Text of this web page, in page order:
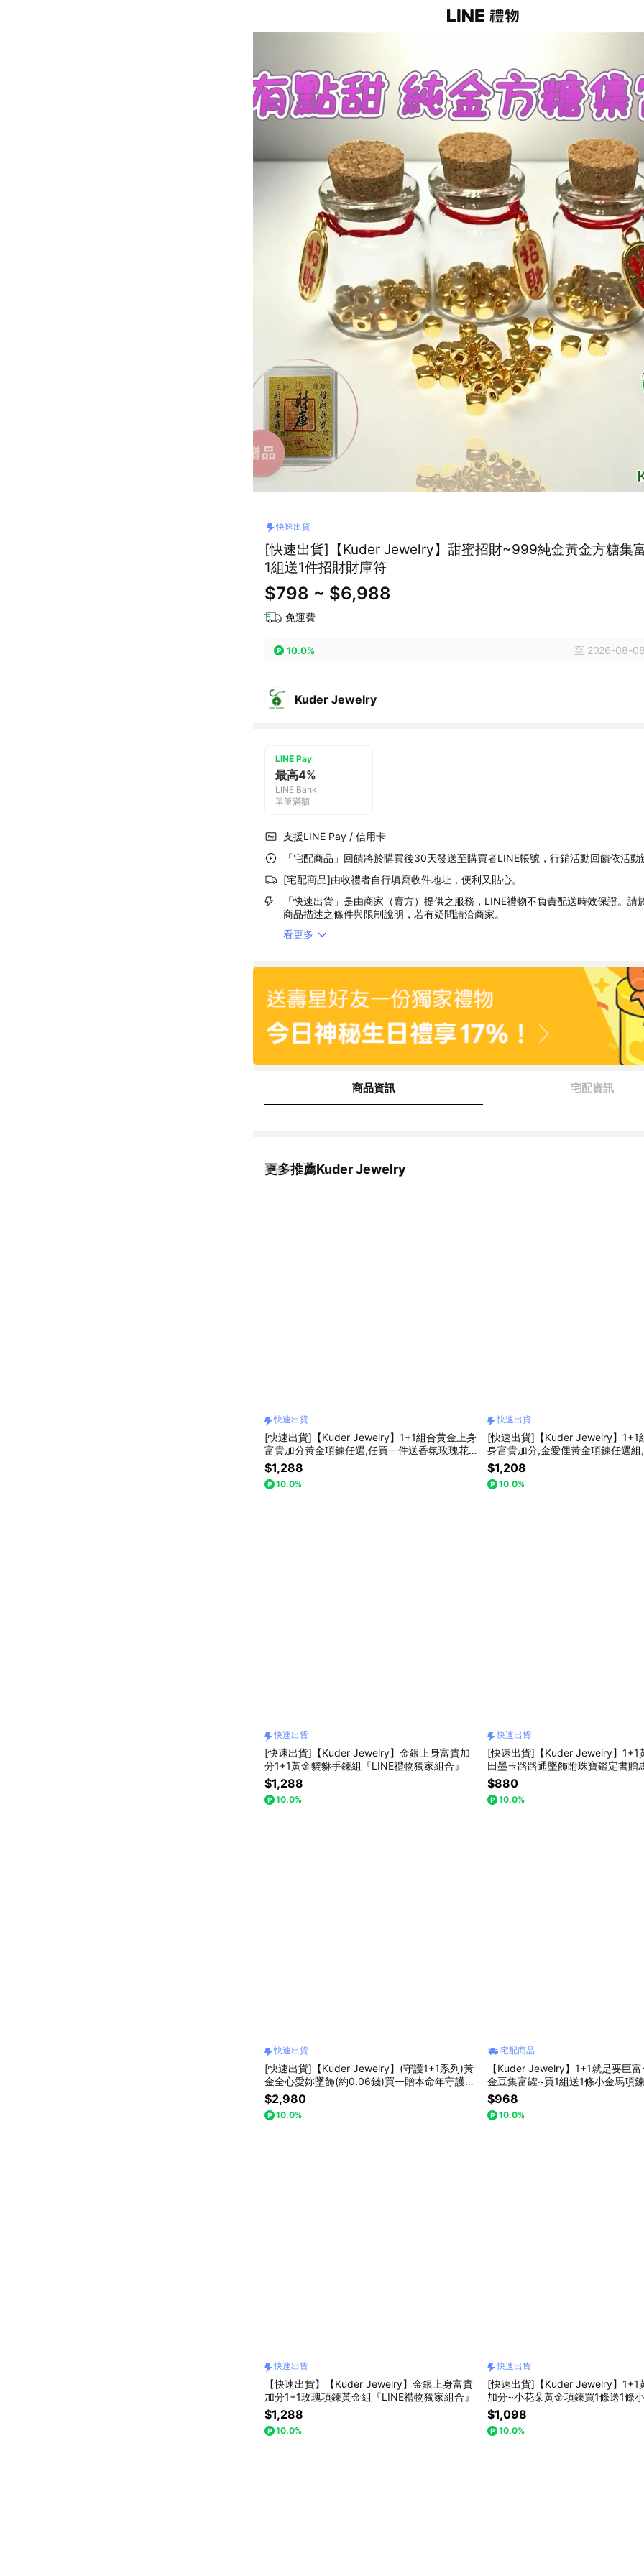
快速出貨
[快速出貨]【Kuder Jewelry】甜蜜招財~999純金黃金方糖集
1組送1件招財財庫符
$798 ~ $6,988
免運費
10.0% 至 2026-08-
Kuder Jewelry
LINE Pay
最高4%
LINE Bank
單筆滿額
支援LINE Pay / 信用卡
「宅配商品」回饋將於購買後30天發送至購買者LINE帳號，行銷活動回饋依活動
[宅配商品]由收禮者自行填寫收件地址，便利又貼心。
「快速出貨」是由商家（賣方）提供之服務，LINE禮物不負責配送時效保證。請
商品描述之條件與限制說明，若有疑問請洽商家。
看更多
商品資訊 宅配資訊
更多推薦Kuder Jewelry
看更多
快速出貨
[快速出貨]【Kuder Jewelry】1+1組合黄金上身
富貴加分黃金項鍊任選,任買一件送香氛玫瑰花一
束
$1,288
10.0%
快速出貨
[快速出貨]【Kuder Jewelry】1+1
身富貴加分,金愛俚黃金項鍊任選組
香氛玫瑰花一束
$1,208
10.0%
快速出貨
[快速出貨]【Kuder Jewelry】金銀上身富貴加
分1+1黃金貔貅手鍊組『LINE禮物獨家組合』
$1,288
10.0%
快速出貨
[快速出貨]【Kuder Jewelry】1+1
田墨玉路路通墜飾附珠寶鑑定書贈
$880
10.0%
快速出貨
[快速出貨]【Kuder Jewelry】(守護1+1系列)黃
金全心愛妳墜飾(約0.06錢)買一贈本命年守護手
鍊一條『LINE禮物獨家組合』
$2,980
10.0%
宅配商品
【Kuder Jewelry】1+1就是要巨
金豆集富罐~買1組送1條小金馬項鍊
$968
10.0%
快速出貨
【快速出貨】【Kuder Jewelry】金銀上身富貴
加分1+1玫瑰項鍊黃金組『LINE禮物獨家組合』
$1,288
10.0%
快速出貨
[快速出貨]【Kuder Jewelry】1+1
加分~小花朵黃金項鍊買1條送1條
$1,098
10.0%